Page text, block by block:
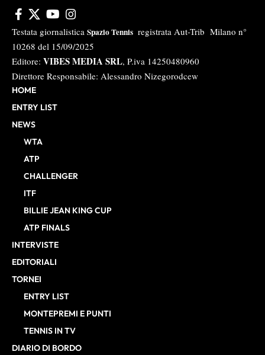
Testata giornalistica Spazio Tennis registrata Aut-Trib Milano n°
10268 del 15/09/2025
Editore: VIBES MEDIA SRL, P.iva 14250480960
Direttore Responsabile: Alessandro Nizegorodcew
HOME
ENTRY LIST
NEWS
WTA
ATP
CHALLENGER
ITF
BILLIE JEAN KING CUP
ATP FINALS
INTERVISTE
EDITORIALI
TORNEI
ENTRY LIST
MONTEPREMI E PUNTI
TENNIS IN TV
DIARIO DI BORDO